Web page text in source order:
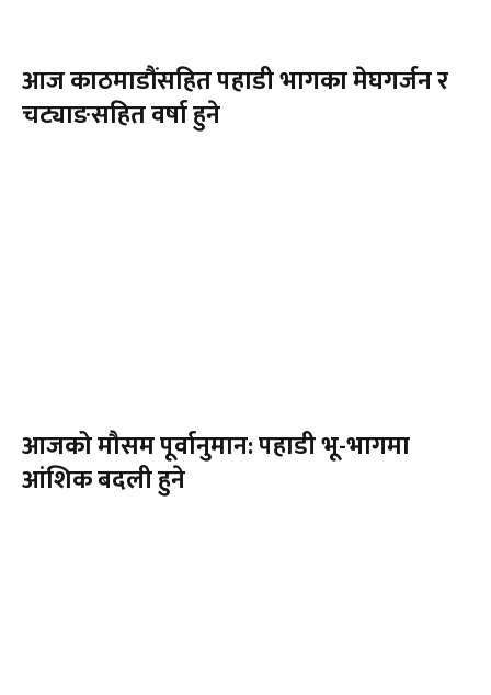
आज काठमाडौंसहित पहाडी भागका मेघगर्जन र
चट्याङसहित वर्षा हुने
आजको मौसम पूर्वानुमान: पहाडी भू-भागमा
आंशिक बदली हुने